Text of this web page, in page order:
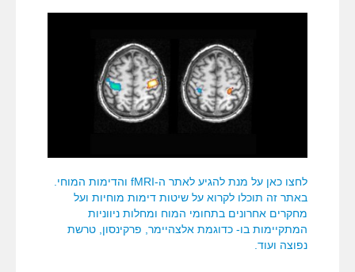
לחצו כאן על מנת להגיע לאתר ה-fMRI והדימות המוחי.
באתר זה תוכלו לקרוא על שיטות דימות מוחיות ועל
מחקרים אחרונים בתחומי המוח ומחלות ניווניות
המתקיימות בו- כדוגמת אלצהיימר, פרקינסון, טרשת
נפוצה ועוד.